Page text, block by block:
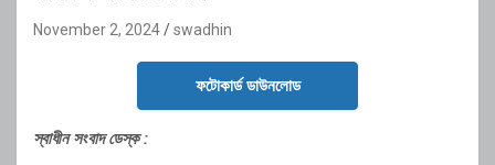
November 2, 2024 swadhin
ফটোকার্ড ডাউনলোড
স্বাধীন সংবাদ ডেস্ক :